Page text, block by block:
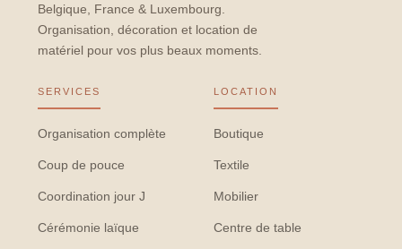
Belgique, France & Luxembourg.
Organisation, décoration et location de
matériel pour vos plus beaux moments.
SERVICES
Organisation complète
Coup de pouce
Coordination jour J
Cérémonie laïque
LOCATION
Boutique
Textile
Mobilier
Centre de table